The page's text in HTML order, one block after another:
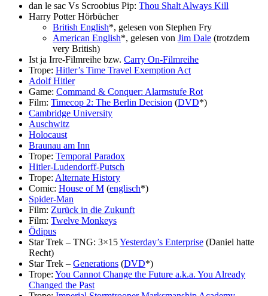
dan le sac Vs Scroobius Pip: Thou Shalt Always Kill
Harry Potter Hörbücher
British English*, gelesen von Stephen Fry
American English*, gelesen von Jim Dale (trotzdem
very British)
Ist ja Irre-Filmreihe bzw. Carry On-Filmreihe
Trope: Hitler’s Time Travel Exemption Act
Adolf Hitler
Game: Command & Conquer: Alarmstufe Rot
Film: Timecop 2: The Berlin Decision (DVD*)
Cambridge University
Auschwitz
Holocaust
Braunau am Inn
Trope: Temporal Paradox
Hitler-Ludendorff-Putsch
Trope: Alternate History
Comic: House of M (englisch*)
Spider-Man
Film: Zurück in die Zukunft
Film: Twelve Monkeys
Ödipus
Star Trek – TNG: 3×15Yesterday’s Enterprise (Daniel hatte
Recht)
Star Trek – Generations (DVD*)
Trope: You Cannot Change the Future a.k.a. You Already
Changed the Past